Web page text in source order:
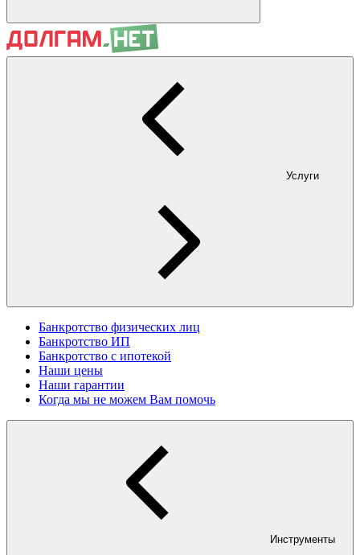
Услуги
Банкротство физических лиц
Банкротство ИП
Банкротство с ипотекой
Наши цены
Наши гарантии
Когда мы не можем Вам помочь
Инструменты